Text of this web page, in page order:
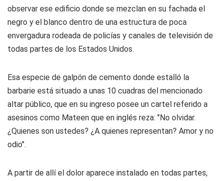
observar ese edificio donde se mezclan en su fachada el
negro y el blanco dentro de una estructura de poca
envergadura rodeada de policías y canales de televisión de
todas partes de los Estados Unidos.
Esa especie de galpón de cemento donde estalló la
barbarie está situado a unas 10 cuadras del mencionado
altar público, que en su ingreso posee un cartel referido a
asesinos como Mateen que en inglés reza: "No olvidar.
¿Quienes son ustedes? ¿A quienes representan? Amor y no
odio".
A partir de allí el dolor aparece instalado en todas partes,